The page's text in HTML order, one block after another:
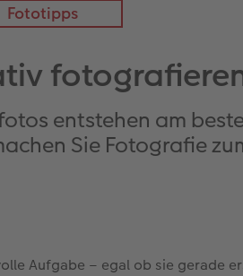
Fototipps
entstehen am
Sie Fotografie
Aufgabe – egal ob sie gerade